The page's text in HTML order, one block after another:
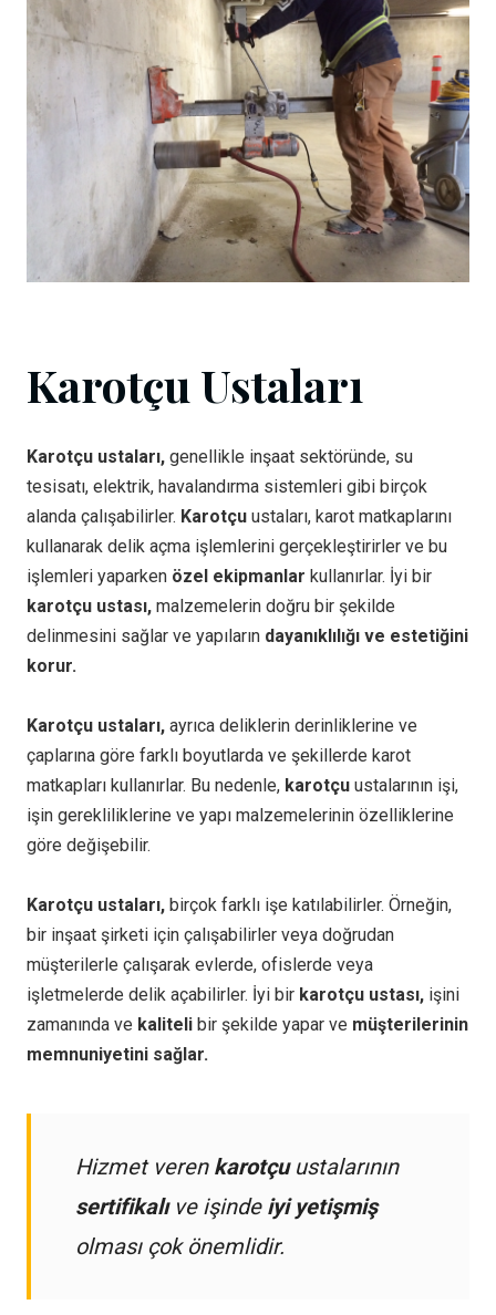
Karotçu Ustaları
Karotçu ustaları, genellikle inşaat sektöründe, su
tesisatı, elektrik, havalandırma sistemleri gibi birçok
alanda çalışabilirler. Karotçu ustaları, karot matkaplarını
kullanarak delik açma işlemlerini gerçekleştirirler ve bu
işlemleri yaparken özel ekipmanlar kullanırlar. İyi bir
karotçu ustası, malzemelerin doğru bir şekilde
delinmesini sağlar ve yapıların dayanıklılığı ve estetiğini
korur.
Karotçu ustaları, ayrıca deliklerin derinliklerine ve
çaplarına göre farklı boyutlarda ve şekillerde karot
matkapları kullanırlar. Bu nedenle, karotçu ustalarının işi,
işin gerekliliklerine ve yapı malzemelerinin özelliklerine
göre değişebilir.
Karotçu ustaları, birçok farklı işe katılabilirler. Örneğin,
bir inşaat şirketi için çalışabilirler veya doğrudan
müşterilerle çalışarak evlerde, ofislerde veya
işletmelerde delik açabilirler. İyi bir karotçu ustası, işini
zamanında ve kaliteli bir şekilde yapar ve müşterilerinin
memnuniyetini sağlar.
Hizmet veren karotçuustalarının
sertifikalıve işinde iyi yetişmiş
olması çok önemlidir.